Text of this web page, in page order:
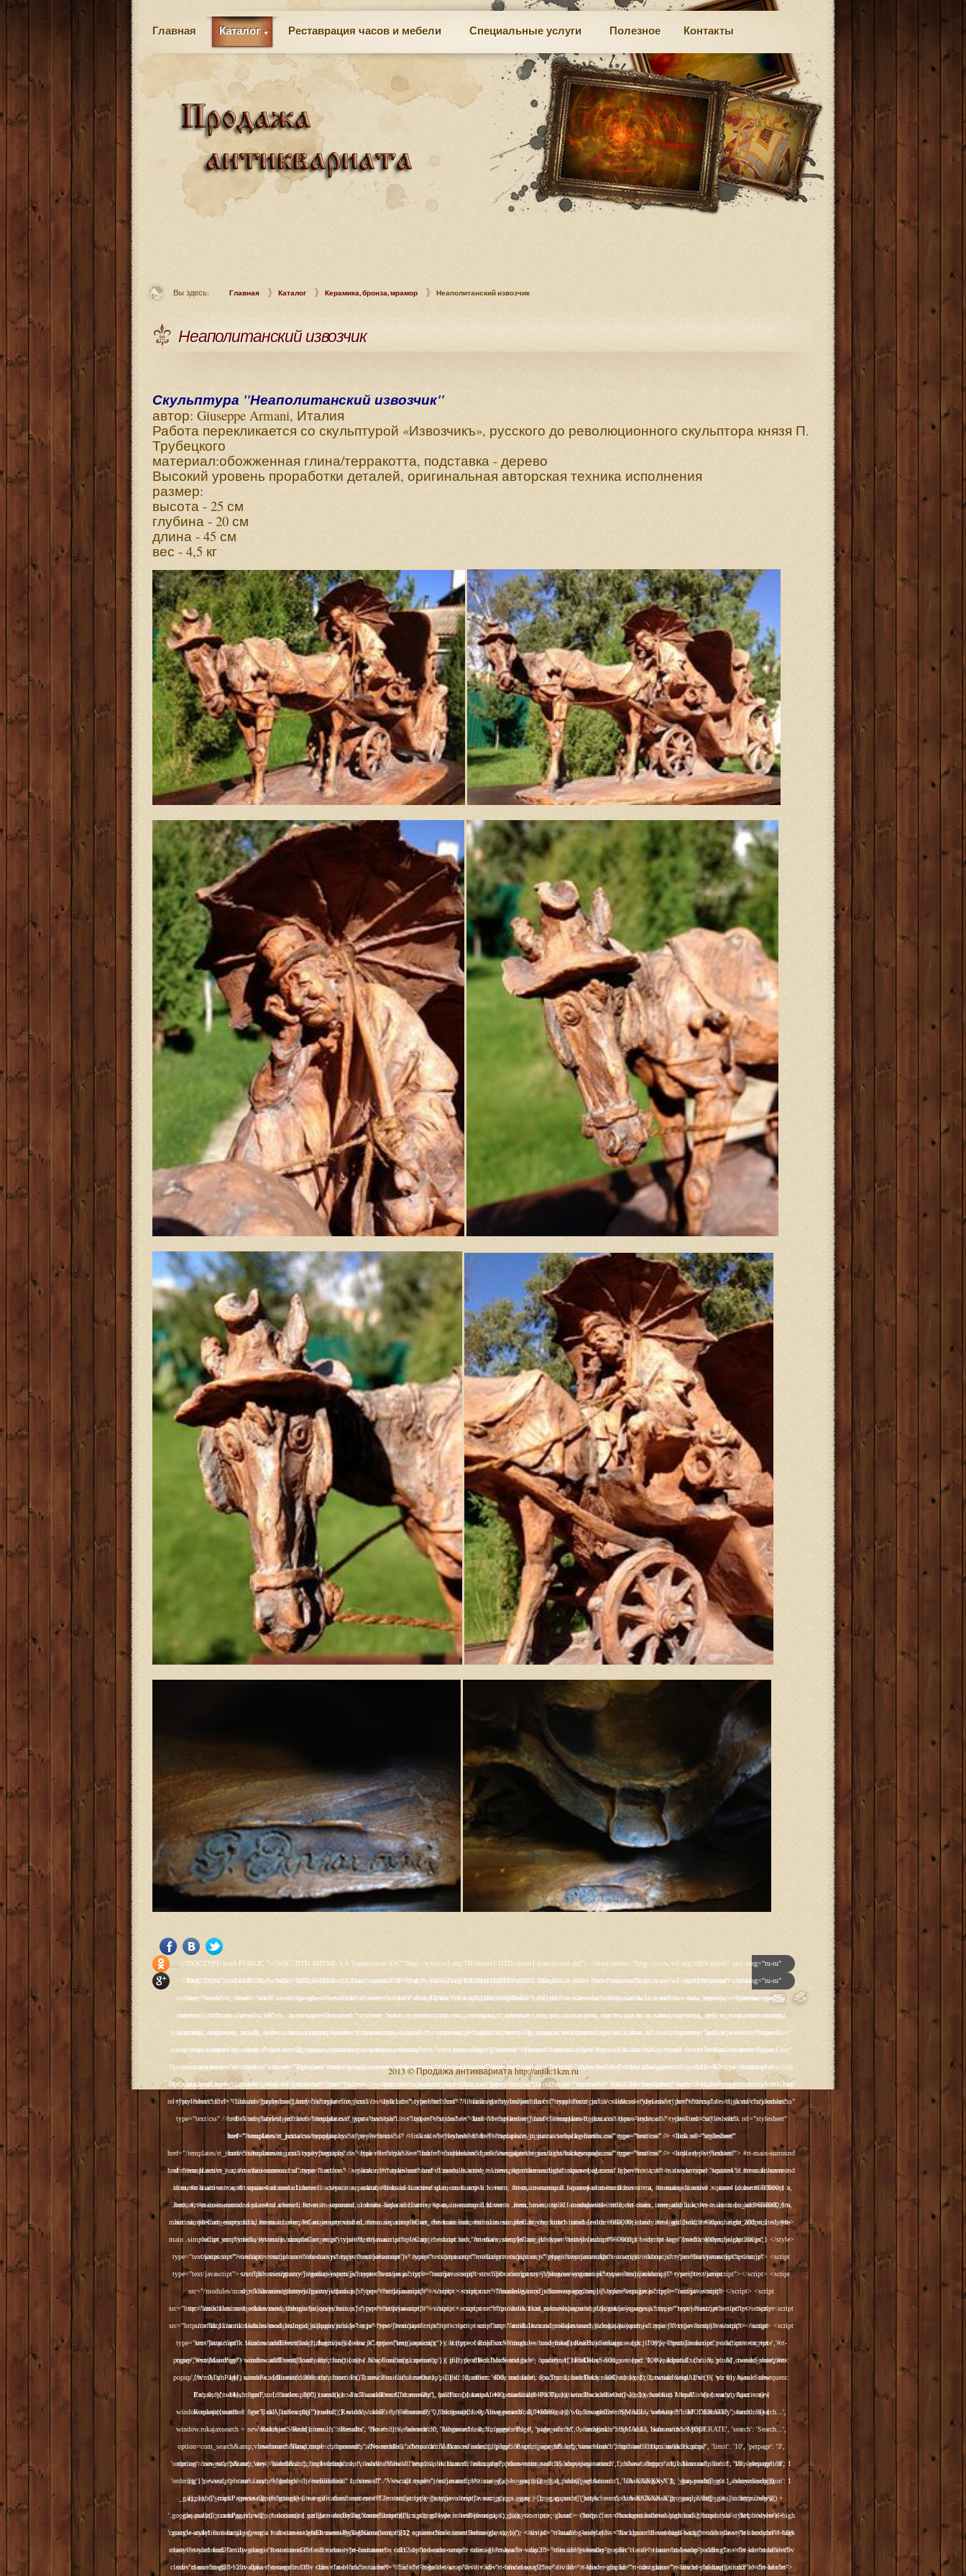
Главная Каталог Реставрация часов и мебели Специальные услуги Полезное Контакты
Вы здесь: Главная Каталог Керамика, бронза, мрамор Неаполитанский извозчик
Неаполитанский извозчик
Скульптура "Неаполитанский извозчик"
автор: Giuseppe Armani, Италия
Работа перекликается со скульптурой «Извозчикъ», русского до революционного скульптора князя П.
Трубецкого
материал:обожженная глина/терракотта, подставка - дерево
Высокий уровень проработки деталей, оригинальная авторская техника исполнения
размер:
высота - 25 см
глубина - 20 см
длина - 45 см
вес - 4,5 кг
<!DOCTYPE html PUBLIC "-//W3C//DTD XHTML 1.0 Transitional//EN" "http://www.w3.org/TR/xhtml1/DTD/xhtml1-transitional.dtd"> <html xmlns="http://www.w3.org/1999/xhtml" xml:lang="ru-ru" lang="ru-ru" > <head> <meta name="google-site-verification" content="4vFPaFr8_T0N5uYcY4vh3M1DtIkbIJH6yDV7_NDqfJc" /> <base href="http://antik.1kzn.ru/" /> <meta http-equiv="content-type" content="text/html; charset=utf-8" /> <meta name="keywords" content="каталог антиквариат, часы продажа, старинные часы, напольные часы, настенные часы, каминные часы, мебель, старинные люстры, картины, торшеры, резьба, мебель, коллекционирование, чугунное литьё, предметы старины, реставрация, интерьер, модерн, классицизм, кресло, диван, мозаика, гарнитур, дуб, зеркало, светильник, канделябр, шифоньер, шкаф, буфет, комод, сундук, букинист, жирандоль, бронза" /> <meta name="rights" content="Продажа антиквариата http://antik.1kzn.ru" /> <meta name="author" content="Super User" /> <meta name="description" content="Продажа антиквариата, каталог антиквариата." /> <meta name="generator" content="Joomla! - Open Source Content Management" /> <title>Каталог антиквариата - Продажа антиквариата </title> <link rel="stylesheet" href="/plugins/system/rokbox/assets/styles/rokbox.css" type="text/css" /> <link rel="stylesheet" href="/libraries/gantry/css/grid-12.css" type="text/css" /> <link rel="stylesheet" href="/libraries/gantry/css/gantry.css" type="text/css" /> <link rel="stylesheet" href="/libraries/gantry/css/joomla.css" type="text/css" /> <link rel="stylesheet" href="/templates/rt_juxta/css/joomla.css" type="text/css" /> <link rel="stylesheet" href="/templates/rt_juxta/css/style1.css" type="text/css" /> <link rel="stylesheet" href="/templates/rt_juxta/css/demo-styles.css" type="text/css" /> <link rel="stylesheet" href="/templates/rt_juxta/css/template.css" type="text/css" /> <link rel="stylesheet" href="/templates/rt_juxta/css/template-firefox.css" type="text/css" /> <link rel="stylesheet" href="/templates/rt_juxta/css/typography.css" type="text/css" /> <link rel="stylesheet" href="/templates/rt_juxta/css/backgrounds.css" type="text/css" /> <link rel="stylesheet" href="/templates/rt_juxta/css/fusionmenu.css" type="text/css" /> <link rel="stylesheet" href="/modules/mod_roknewspager/themes/light/roknewspager.css" type="text/css" /> <style type="text/css"> #rt-main-surround ul.menu li.active > a, #rt-main-surround ul.menu li.active > .separator, #rt-main-surround ul.menu li.active > .item, #rt-main-surround .square4 ul.menu li:hover > a, #rt-main-surround .square4 ul.menu li:hover > .item, #rt-main-surround .square4 ul.menu li:hover > .separator, .roktabs-links ul li.active span, .menutop li:hover > .item, .menutop li.f-menuparent-itemfocus .item, .menutop li.active > .item {color:#660000;} a, .button, #rt-main-surround ul.menu a:hover, #rt-main-surround ul.menu .separator:hover, #rt-main-surround ul.menu .item:hover, .title1 .module-title .title, #rt-main .item_add:link, #rt-main .item_add:visited, #rt-main .simpleCart_empty:link, #rt-main .simpleCart_empty:visited, #rt-main .simpleCart_checkout:link, #rt-main .simpleCart_checkout:visited {color:#660000;} body #rt-logo {width:400px;height:200px;} </style> <script src="/media/system/js/mootools-core.js" type="text/javascript"></script> <script src="/media/system/js/core.js" type="text/javascript"></script> <script src="/media/system/js/caption.js" type="text/javascript"></script> <script src="/media/system/js/mootools-more.js" type="text/javascript"></script> <script src="/plugins/system/rokbox/assets/js/rokbox.js" type="text/javascript"></script> <script src="/libraries/gantry/js/gantry-inputs.js" type="text/javascript"></script> <script src="/libraries/gantry/js/browser-engines.js" type="text/javascript"></script> <script src="/modules/mod_roknavmenu/themes/fusion/js/fusion.js" type="text/javascript"></script> <script src="/modules/mod_roknewspager/tmpl/js/roknewspager.js" type="text/javascript"></script> <script src="http://antik.1kzn.ru/modules/mod_rizlogin/js/jquery.min.js" type="text/javascript"></script> <script src="http://antik.1kzn.ru/modules/mod_rizlogin/js/jquery-ui.min.js" type="text/javascript"></script> <script src="http://antik.1kzn.ru/modules/mod_rizlogin/js/side-bar.js" type="text/javascript"></script> <script src="/modules/mod_rokajaxsearch/js/rokajaxsearch.js" type="text/javascript"></script> <script type="text/javascript"> window.addEvent('load', function() { new JCaption('img.caption'); }); if (typeof RokBoxSettings == 'undefined') RokBoxSettings = {pc: '100'}; InputsExclusion.push('.content_vote','#rt-popup','#vmMainPage') window.addEvent('domready', function() { new Fusion('ul.menutop', { pill: 0, effect: 'slide and fade', opacity: 1, hideDelay: 500, centered: 0, tweakInitial: {'x': 9, 'y': 6}, tweakSubsequent: {'x': 0, 'y': -14}, menuFx: {duration: 300, transition: Fx.Transitions.Circ.easeOut}, pillFx: {duration: 400, transition: Fx.Transitions.Back.easeOut} }); }); function keepAlive() { var myAjax = new Request({method: "get", url: "index.php"}).send();} window.addEvent("domready", function(){ keepAlive.periodical(840000); }); window.addEvent((window.webkit) ? 'load' : 'domready', function() { window.rokajaxsearch = new RokAjaxSearch({ 'results': 'Results', 'close': '', 'websearch': 0, 'blogsearch': 0, 'imagesearch': 0, 'videosearch': 0, 'imagesize': 'SMALL', 'safesearch': 'MODERATE', 'search': 'Search...', 'readmore': 'Read more...', 'noresults': 'No results', 'advsearch': 'Advanced search', 'page': 'Page', 'page_of': 'of', 'searchlink': 'http://antik.1kzn.ru/index.php?option=com_search&amp;view=search&amp;tmpl=component', 'advsearchlink': 'http://antik.1kzn.ru/index.php?option=com_search&amp;view=search', 'uribase': 'http://antik.1kzn.ru/', 'limit': '10', 'perpage': '3', 'ordering': 'newest', 'phrase': 'any', 'hidedivs': '', 'includelink': 1, 'viewall': 'View all results', 'estimated': 'estimated', 'showestimated': 1, 'showpagination': 1, 'showcategory': 1, 'showreadmore': 1, 'showdescription': 1 }); }); </script> <meta name="google-site-verification" content="" /> <script type="text/javascript"> var _gaq = _gaq || []; _gaq.push(['_setAccount', 'UA-XXXXX-X']); _gaq.push(['_gat._anonymizeIp']); _gaq.push(['_trackPageview']); (function() { var ga = document.createElement('script'); ga.type = 'text/javascript'; ga.async = true; ga.src = ('https:' == document.location.protocol ? 'https://ssl' : 'http://www') + '.google-analytics.com/ga.js'; var s = document.getElementsByTagName('script')[0]; s.parentNode.insertBefore(ga, s); })(); </script> </head> <body class="backgroundlevel-high backgroundstyle-style1 bodylevel-high cssstyle-style1 font-family-georgia font-size-is-default menu-type-fusionmenu col12 option-com-content menu-glavnaya "> <div id="rt-mainbg-overlay"> <div class="rt-surround-wrap"><div class="rt-surround"><div class="rt-surround2"><div class="rt-surround3"> <div class="rt-container"> <div id="rt-header-wrap"><div id="rt-header-wrap2"> <div id="rt-header-graphic"> <div class="rt-header-padding"> <div id="rt-header"> <div class="rt-grid-12 rt-alpha rt-omega"> <div class="rt-block"> <a href="/" id="rt-logo"></a> </div> </div> <div class="clear"></div> </div> <div id="rt-navigation"><div id="rt-navigation2"><div id="rt-navigation3"> <div class="nopill"> <ul class="menutop level1 " > <li class="item108 active root" > <a class="orphan item bullet" href="/" > <span> Главная </span> </a> </li> <li class="item109 parent root" > <a class="daddy item bullet" href="/katalog-antikvariata" > <span> Каталог </span> </a> <div class="fusion-submenu-wrapper level2"> <div class="drop-top"></div> <ul class="level2"> <li class="item123 parent" > <a class="daddy item bullet" href="/katalog-antikvariata/chasy" > <span> Часы </span> </a> <div class="fusion-submenu-wrapper level3"> <div class="drop-top"></div> <ul class="level3"> <li class="item110" > <a class="orphan item bullet" href="/katalog-antikvariata/chasy/napolnye-chasy" > <span> Напольные </span> </a> </li> <li class="item112" > <a class="orphan item bulle
<!DOCTYPE html PUBLIC "-//W3C//DTD XHTML 1.0 Transitional//EN" "http://www.w3.org/TR/xhtml1/DTD/xhtml1-transitional.dtd"> <html xmlns="http://www.w3.org/1999/xhtml" xml:lang="ru-ru" lang="ru-ru" > <head> <meta name="google-site-verification" content="4vFPaFr8_T0N5uYcY4vh3M1DtIkbIJH6yDV7_NDqfJc" /> <base href="http://antik.1kzn.ru/" /> <meta http-equiv="content-type" content="text/html; charset=utf-8" /> <meta name="keywords" content="каталог антиквариат, часы продажа, старинные часы, напольные часы, настенные часы, каминные часы, мебель, старинные люстры, картины, торшеры, резьба, мебель, коллекционирование, чугунное литьё, предметы старины, реставрация, интерьер, модерн, классицизм, кресло, диван, мозаика, гарнитур, дуб, зеркало, светильник, канделябр, шифоньер, шкаф, буфет, комод, сундук, букинист, жирандоль, бронза" /> <meta name="rights" content="Продажа антиквариата http://antik.1kzn.ru" /> <meta name="author" content="Super User" /> <meta name="description" content="Продажа антиквариата, каталог антиквариата." /> <meta name="generator" content="Joomla! - Open Source Content Management" /> <title>Каталог антиквариата - Продажа антиквариата </title> <link rel="stylesheet" href="/plugins/system/rokbox/assets/styles/rokbox.css" type="text/css" /> <link rel="stylesheet" href="/libraries/gantry/css/grid-12.css" type="text/css" /> <link rel="stylesheet" href="/libraries/gantry/css/gantry.css" type="text/css" /> <link rel="stylesheet" href="/libraries/gantry/css/joomla.css" type="text/css" /> <link rel="stylesheet" href="/templates/rt_juxta/css/joomla.css" type="text/css" /> <link rel="stylesheet" href="/templates/rt_juxta/css/style1.css" type="text/css" /> <link rel="stylesheet" href="/templates/rt_juxta/css/demo-styles.css" type="text/css" /> <link rel="stylesheet" href="/templates/rt_juxta/css/template.css" type="text/css" /> <link rel="stylesheet" href="/templates/rt_juxta/css/template-firefox.css" type="text/css" /> <link rel="stylesheet" href="/templates/rt_juxta/css/typography.css" type="text/css" /> <link rel="stylesheet" href="/templates/rt_juxta/css/backgrounds.css" type="text/css" /> <link rel="stylesheet" href="/templates/rt_juxta/css/fusionmenu.css" type="text/css" /> <link rel="stylesheet" href="/modules/mod_roknewspager/themes/light/roknewspager.css" type="text/css" /> <style type="text/css"> #rt-main-surround ul.menu li.active > a, #rt-main-surround ul.menu li.active > .separator, #rt-main-surround ul.menu li.active > .item, #rt-main-surround .square4 ul.menu li:hover > a, #rt-main-surround .square4 ul.menu li:hover > .item, #rt-main-surround .square4 ul.menu li:hover > .separator, .roktabs-links ul li.active span, .menutop li:hover > .item, .menutop li.f-menuparent-itemfocus .item, .menutop li.active > .item {color:#660000;} a, .button, #rt-main-surround ul.menu a:hover, #rt-main-surround ul.menu .separator:hover, #rt-main-surround ul.menu .item:hover, .title1 .module-title .title, #rt-main .item_add:link, #rt-main .item_add:visited, #rt-main .simpleCart_empty:link, #rt-main .simpleCart_empty:visited, #rt-main .simpleCart_checkout:link, #rt-main .simpleCart_checkout:visited {color:#660000;} body #rt-logo {width:400px;height:200px;} </style> <script src="/media/system/js/mootools-core.js" type="text/javascript"></script> <script src="/media/system/js/core.js" type="text/javascript"></script> <script src="/media/system/js/caption.js" type="text/javascript"></script> <script src="/media/system/js/mootools-more.js" type="text/javascript"></script> <script src="/plugins/system/rokbox/assets/js/rokbox.js" type="text/javascript"></script> <script src="/libraries/gantry/js/gantry-inputs.js" type="text/javascript"></script> <script src="/libraries/gantry/js/browser-engines.js" type="text/javascript"></script> <script src="/modules/mod_roknavmenu/themes/fusion/js/fusion.js" type="text/javascript"></script> <script src="/modules/mod_roknewspager/tmpl/js/roknewspager.js" type="text/javascript"></script> <script src="http://antik.1kzn.ru/modules/mod_rizlogin/js/jquery.min.js" type="text/javascript"></script> <script src="http://antik.1kzn.ru/modules/mod_rizlogin/js/jquery-ui.min.js" type="text/javascript"></script> <script src="http://antik.1kzn.ru/modules/mod_rizlogin/js/side-bar.js" type="text/javascript"></script> <script src="/modules/mod_rokajaxsearch/js/rokajaxsearch.js" type="text/javascript"></script> <script type="text/javascript"> window.addEvent('load', function() { new JCaption('img.caption'); }); if (typeof RokBoxSettings == 'undefined') RokBoxSettings = {pc: '100'}; InputsExclusion.push('.content_vote','#rt-popup','#vmMainPage') window.addEvent('domready', function() { new Fusion('ul.menutop', { pill: 0, effect: 'slide and fade', opacity: 1, hideDelay: 500, centered: 0, tweakInitial: {'x': 9, 'y': 6}, tweakSubsequent: {'x': 0, 'y': -14}, menuFx: {duration: 300, transition: Fx.Transitions.Circ.easeOut}, pillFx: {duration: 400, transition: Fx.Transitions.Back.easeOut} }); }); function keepAlive() { var myAjax = new Request({method: "get", url: "index.php"}).send();} window.addEvent("domready", function(){ keepAlive.periodical(840000); }); window.addEvent((window.webkit) ? 'load' : 'domready', function() { window.rokajaxsearch = new RokAjaxSearch({ 'results': 'Results', 'close': '', 'websearch': 0, 'blogsearch': 0, 'imagesearch': 0, 'videosearch': 0, 'imagesize': 'SMALL', 'safesearch': 'MODERATE', 'search': 'Search...', 'readmore': 'Read more...', 'noresults': 'No results', 'advsearch': 'Advanced search', 'page': 'Page', 'page_of': 'of', 'searchlink': 'http://antik.1kzn.ru/index.php?option=com_search&amp;view=search&amp;tmpl=component', 'advsearchlink': 'http://antik.1kzn.ru/index.php?option=com_search&amp;view=search', 'uribase': 'http://antik.1kzn.ru/', 'limit': '10', 'perpage': '3', 'ordering': 'newest', 'phrase': 'any', 'hidedivs': '', 'includelink': 1, 'viewall': 'View all results', 'estimated': 'estimated', 'showestimated': 1, 'showpagination': 1, 'showcategory': 1, 'showreadmore': 1, 'showdescription': 1 }); }); </script> <meta name="google-site-verification" content="" /> <script type="text/javascript"> var _gaq = _gaq || []; _gaq.push(['_setAccount', 'UA-XXXXX-X']); _gaq.push(['_gat._anonymizeIp']); _gaq.push(['_trackPageview']); (function() { var ga = document.createElement('script'); ga.type = 'text/javascript'; ga.async = true; ga.src = ('https:' == document.location.protocol ? 'https://ssl' : 'http://www') + '.google-analytics.com/ga.js'; var s = document.getElementsByTagName('script')[0]; s.parentNode.insertBefore(ga, s); })(); </script> </head> <body class="backgroundlevel-high backgroundstyle-style1 bodylevel-high cssstyle-style1 font-family-georgia font-size-is-default menu-type-fusionmenu col12 option-com-content menu-glavnaya "> <div id="rt-mainbg-overlay"> <div class="rt-surround-wrap"><div class="rt-surround"><div class="rt-surround2"><div class="rt-surround3"> <div class="rt-container"> <div id="rt-header-wrap"><div id="rt-header-wrap2"> <div id="rt-header-graphic"> <div class="rt-header-padding"> <div id="rt-header"> <div class="rt-grid-12 rt-alpha rt-omega"> <div class="rt-block"> <a href="/" id="rt-logo"></a> </div> </div> <div class="clear"></div> </div> <div id="rt-navigation"><div id="rt-navigation2"><div id="rt-navigation3"> <div class="nopill"> <ul class="menutop level1 " > <li class="item108 active root" > <a class="orphan item bullet" href="/" > <span> Главная </span> </a> </li> <li class="item109 parent root" > <a class="daddy item bullet" href="/katalog-antikvariata" > <span> Каталог </span> </a> <div class="fusion-submenu-wrapper level2"> <div class="drop-top"></div> <ul class="level2"> <li class="item123 parent" > <a class="daddy item bullet" href="/katalog-antikvariata/chasy" > <span> Часы </span> </a> <div class="fusion-submenu-wrapper level3"> <div class="drop-top"></div> <ul class="level3"> <li class="item110" > <a class="orphan item bullet" href="/katalog-antikvariata/chasy/napolnye-chasy" > <span> Напольные </span> </a> </li> <li class="item112" > <a class="orphan item bulle
Social Like
2013 © Продажа антиквариата http://antik.1kzn.ru